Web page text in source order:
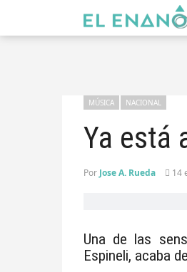
Ya está
MÚSICA NACIONAL
Por Jose A. Rueda 14
Una de las
Espineli, acaba